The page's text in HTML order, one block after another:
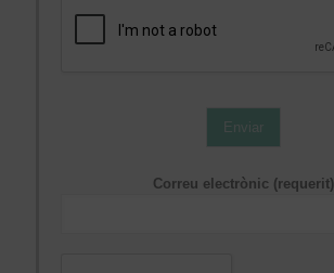
Enviar
Correu electrònic (requerit)